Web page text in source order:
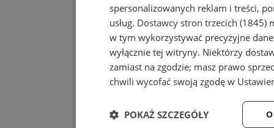
spersonalizowanych reklam i treści,
usług. Dostawcy stron trzecich (1845)
w tym wykorzystywać precyzyjne
wyłącznie tej witryny. Niektórzy
zamiast na zgodzie; masz prawo
chwili wycofać swoją zgodę w
POKAŻ SZCZEGÓŁY